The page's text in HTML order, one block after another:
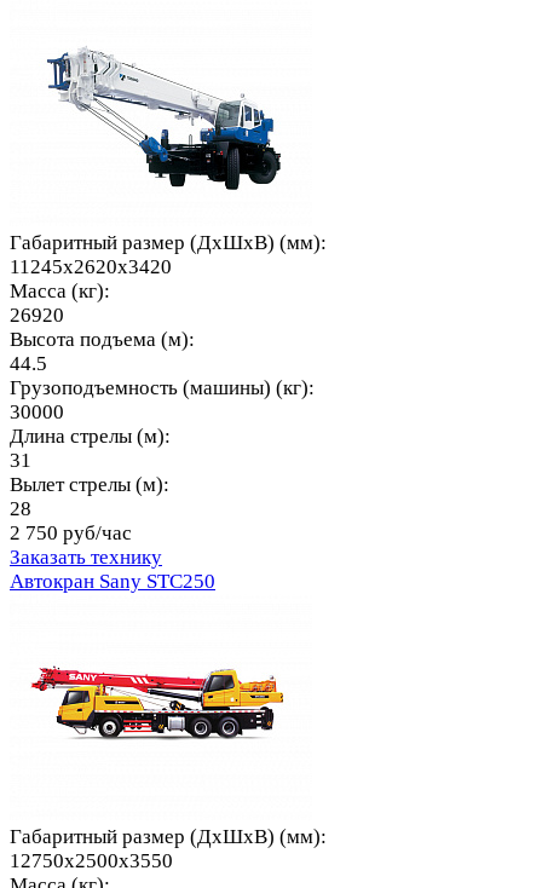
Габаритный размер (ДхШхВ) (мм):
11245x2620x3420
Масса (кг):
26920
Высота подъема (м):
44.5
Грузоподъемность (машины) (кг):
30000
Длина стрелы (м):
31
Вылет стрелы (м):
28
2 750 руб/час
Заказать технику
Автокран Sany STC250
Габаритный размер (ДхШхВ) (мм):
12750x2500x3550